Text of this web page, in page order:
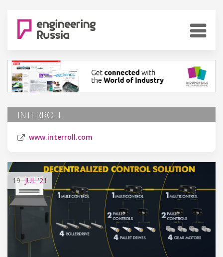
INTERROLL
www.interroll.com
19 JUL'21